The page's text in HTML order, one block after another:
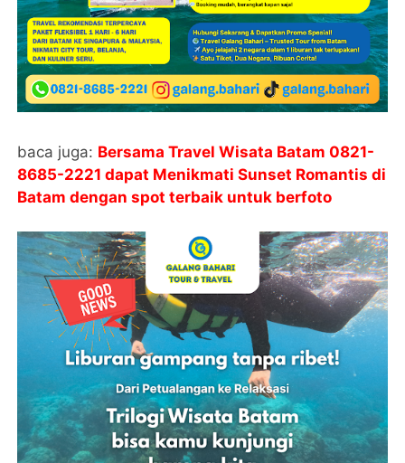
baca juga: Bersama Travel Wisata Batam 0821-
8685-2221 dapat Menikmati Sunset Romantis di
Batam dengan spot terbaik untuk berfoto